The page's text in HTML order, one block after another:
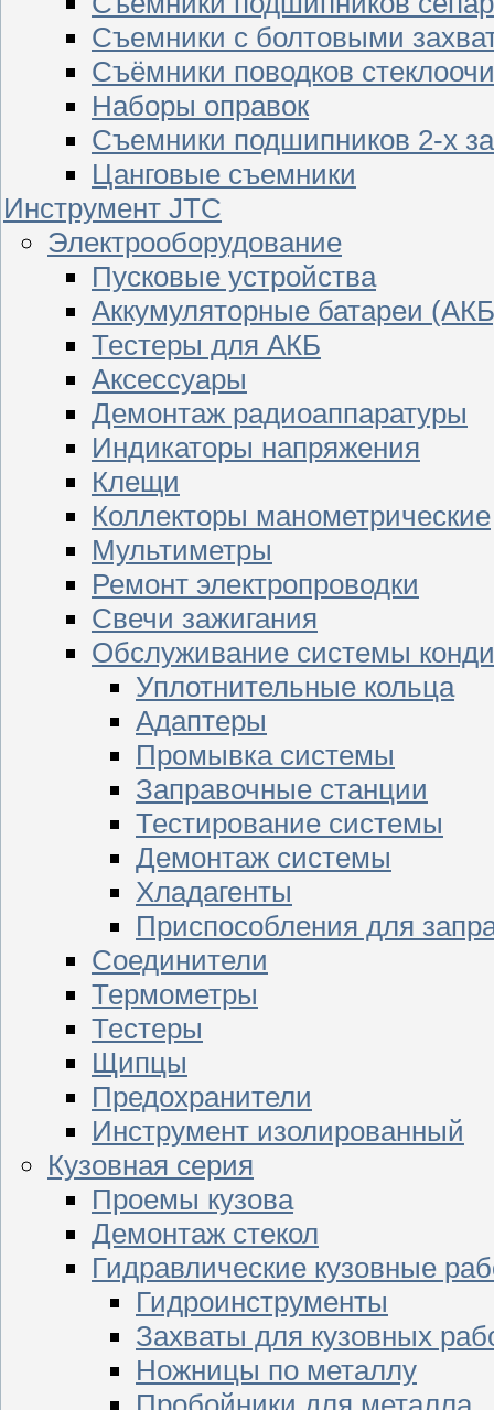
Съемники с болтовыми
Съёмники поводков
Наборы оправок
Съемники подшипников 2-х
Цанговые съемники
Инструмент JTC
Электрооборудование
Пусковые устройства
Аккумуляторные батареи
Тестеры для АКБ
Аксессуары
Демонтаж радиоаппаратуры
Индикаторы напряжения
Клещи
Коллекторы манометрические
Мультиметры
Ремонт электропроводки
Свечи зажигания
Обслуживание системы
Уплотнительные кольца
Адаптеры
Промывка системы
Заправочные станции
Тестирование системы
Демонтаж системы
Хладагенты
Приспособления для
Соединители
Термометры
Тестеры
Щипцы
Предохранители
Инструмент изолированный
Кузовная серия
Проемы кузова
Демонтаж стекол
Гидравлические кузовные
Гидроинструменты
Захваты для кузовных
Ножницы по металлу